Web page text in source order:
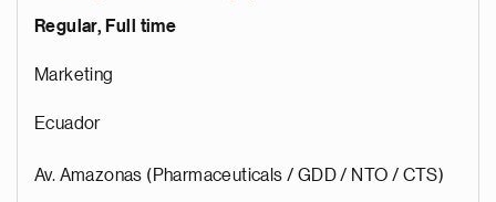
Regular, Full time
Marketing
Ecuador
Av. Amazonas (Pharmaceuticals / GDD / NTO / CTS)